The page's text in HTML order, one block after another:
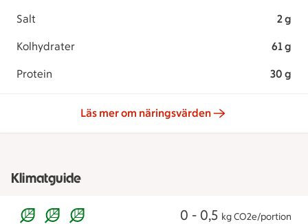
Salt 2 g
Kolhydrater 61 g
Protein 30 g
Läs mer om näringsvärden
Klimatguide
0 - 0,5 kg CO2e/portion